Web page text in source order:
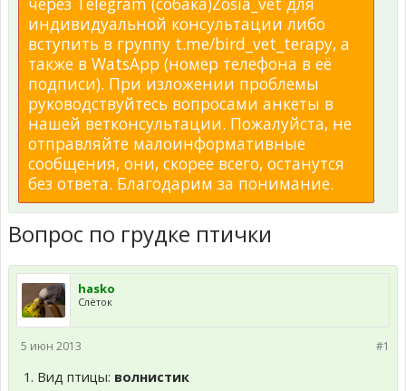
индивидуальной консультации либо
вступить в группу t.me/bird_vet_terapy, а
также в WatsApp (номер телефона в её
подписи). При изложении проблемы
руководствуйтесь вопросами анкеты в
нашей ветконсультации. Пожалуйста, не
отправляйте малоинформативные
сообщения, они, скорее всего, останутся
без ответа. Благодарим за понимание.
Вопрос по грудке птички
hasko
Слёток
#1
5 июн 2013
1. Вид птицы: волнистик